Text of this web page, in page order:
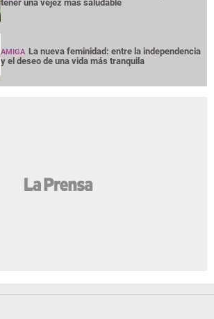
tener una vejez más saludable
AMIGA La nueva feminidad: entre la independencia
y el deseo de una vida más tranquila